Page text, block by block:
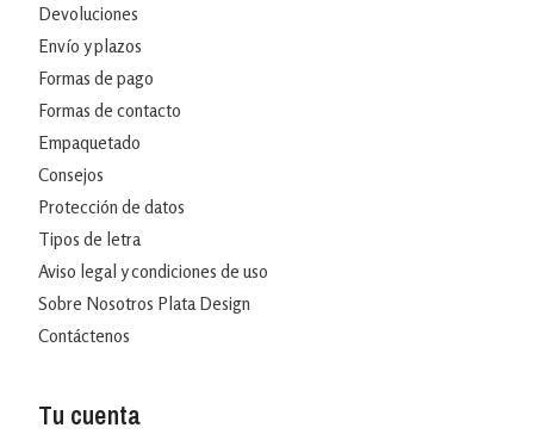
Devoluciones
Envío y plazos
Formas de pago
Formas de contacto
Empaquetado
Consejos
Protección de datos
Tipos de letra
Aviso legal y condiciones de uso
Sobre Nosotros Plata Design
Contáctenos
Tu cuenta